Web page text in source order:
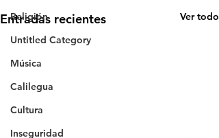
Religión
Untitled Category
Música
Calilegua
Cultura
Inseguridad
Entradas recientes Ver todo